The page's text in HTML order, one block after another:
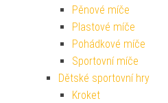
Pěnové míče
Plastové míče
Pohádkové míče
Sportovní míče
Dětské sportovní hry
Kroket